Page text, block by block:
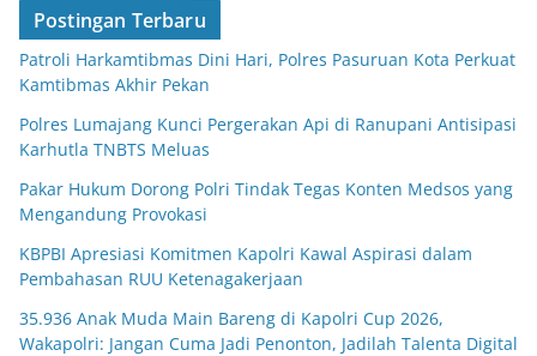
Postingan Terbaru
Patroli Harkamtibmas Dini Hari, Polres Pasuruan Kota Perkuat
Kamtibmas Akhir Pekan
Polres Lumajang Kunci Pergerakan Api di Ranupani Antisipasi
Karhutla TNBTS Meluas
Pakar Hukum Dorong Polri Tindak Tegas Konten Medsos yang
Mengandung Provokasi
KBPBI Apresiasi Komitmen Kapolri Kawal Aspirasi dalam
Pembahasan RUU Ketenagakerjaan
35.936 Anak Muda Main Bareng di Kapolri Cup 2026,
Wakapolri: Jangan Cuma Jadi Penonton, Jadilah Talenta Digital